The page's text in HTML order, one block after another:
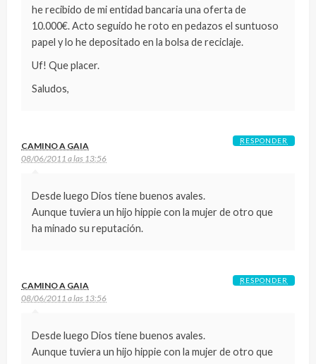
he recibido de mi entidad bancaria una oferta de
10.000€. Acto seguido he roto en pedazos el suntuoso
papel y lo he depositado en la bolsa de reciclaje.
Uf! Que placer.
Saludos,
CAMINO A GAIA
08/06/2011 a las 13:56
Desde luego Dios tiene buenos avales.
Aunque tuviera un hijo hippie con la mujer de otro que
ha minado su reputación.
RESPONDER
CAMINO A GAIA
08/06/2011 a las 13:56
Desde luego Dios tiene buenos avales.
Aunque tuviera un hijo hippie con la mujer de otro que
RESPONDER